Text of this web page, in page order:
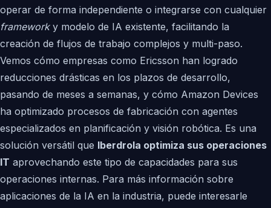
operar de forma independiente o integrarse con cualquier
frameworky modelo de IA existente, facilitando la
creación de flujos de trabajo complejos y multi-paso.
Vemos cómo empresas como Ericsson han logrado
reducciones drásticas en los plazos de desarrollo,
pasando de meses a semanas, y cómo Amazon Devices
ha optimizado procesos de fabricación con agentes
especializados en planificación y visión robótica. Es una
solución versátil que Iberdrola optimiza sus operaciones
IT aprovechando este tipo de capacidades para sus
operaciones internas. Para más información sobre
aplicaciones de la IA en la industria, puede interesarle